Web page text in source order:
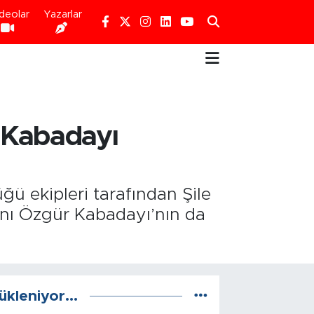
Yazarlar
ekipleri tarafından Şile
Özgür Kabadayı’nın da